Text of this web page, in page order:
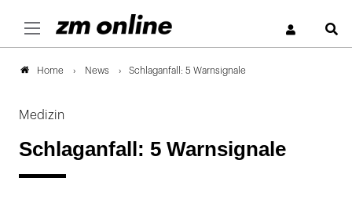
Home News Schlaganfall: 5 Warnsignale
Medizin
Schlaganfall: 5 Warnsignale